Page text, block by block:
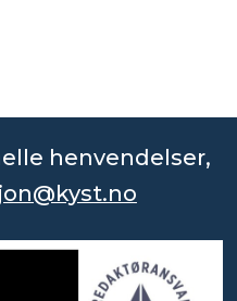
henvendelser,